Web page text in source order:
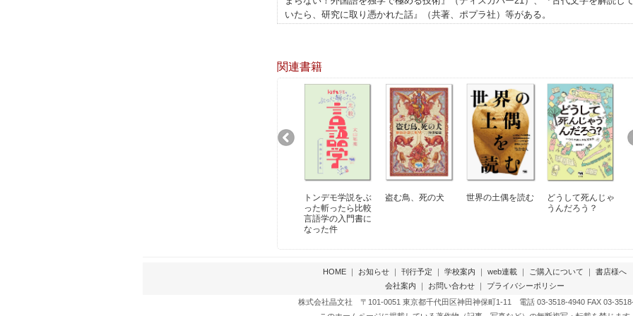
いたら、研究に取り憑かれた話』（共著、ポプラ社）等がある。
関連書籍
トンデモ学説をぶ
った斬ったら比較
言語学の入門書に
なった件
盗む鳥、死の犬 世界の土偶を読む
どうして死んじゃ
うんだろう？
HOME ｜ お知らせ ｜ 刊行予定 ｜ 学校案内 ｜ web連載 ｜ ご購入について ｜ 書店様へ
会社案内 ｜ お問い合わせ ｜ プライバシーポリシー
株式会社晶文社 〒101-0051 東京都千代田区神田神保町1-11 電話 03-3518-4940 FAX 03-